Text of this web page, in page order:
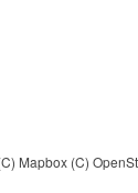
Mapbox (C)